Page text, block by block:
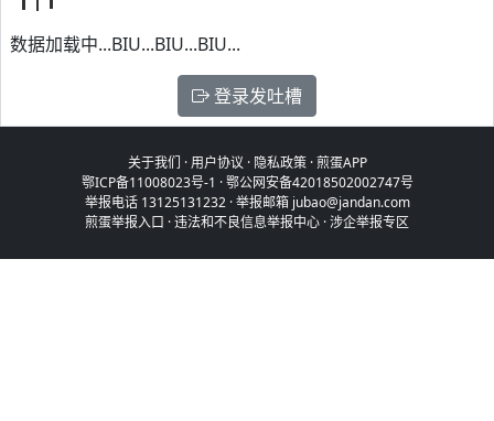
数据加载中...BIU...BIU...BIU...
登录发吐槽
关于我们 ·用户协议 · 隐私政策·煎蛋APP
鄂ICP备11008023号-1 ·鄂公网安备42018502002747号
举报电话 13125131232 · 举报邮箱 jubao@jandan.com
煎蛋举报入口 ·违法和不良信息举报中心 ·涉企举报专区